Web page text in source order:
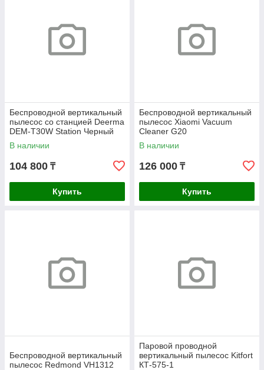
Беспроводной вертикальный
пылесос со станцией Deerma
DEM-T30W Station Черный
В наличии
104 800 ₸
Купить
Беспроводной вертикальный
пылесос Xiaomi Vacuum
Cleaner G20
В наличии
126 000 ₸
Купить
Беспроводной вертикальный
пылесос Redmond VH1312
Паровой проводной
вертикальный пылесос Kitfort
КТ-575-1